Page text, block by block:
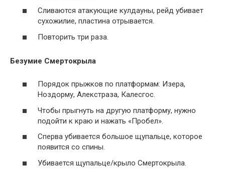
Сливаются атакующие кулдауны, рейд убивает
сухожилие, пластина отрывается.
Повторить три раза.
Безумие Смертокрыла
Порядок прыжков по платформам: Изера,
Ноздорму, Алекстраза, Калесгос.
Чтобы прыгнуть на другую платформу, нужно
подойти к краю и нажать «Пробел».
Сперва убивается большое щупальце, которое
появится со спины.
Убивается щупальце/крыло Смертокрыла.